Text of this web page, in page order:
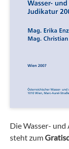
Die Wasser-
steht zum